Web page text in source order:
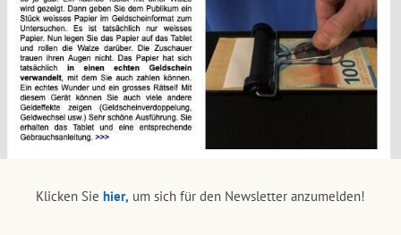
Klicken Sie hier, um sich für den Newsletter anzumelden!